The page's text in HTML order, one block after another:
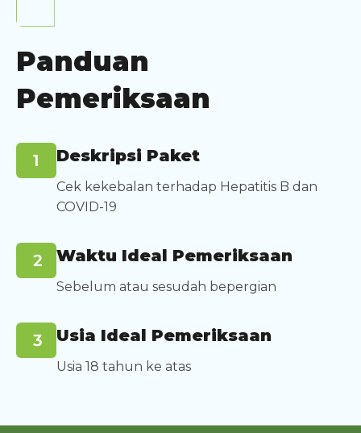
Panduan
Pemeriksaan
Deskripsi Paket
Cek kekebalan terhadap Hepatitis B dan
COVID-19
Waktu Ideal Pemeriksaan
Sebelum atau sesudah bepergian
Usia Ideal Pemeriksaan
Usia 18 tahun ke atas